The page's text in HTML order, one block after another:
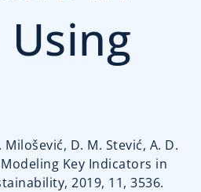
D. M. Stević, A. D.
Key Indicators in
2019, 11, 3536.